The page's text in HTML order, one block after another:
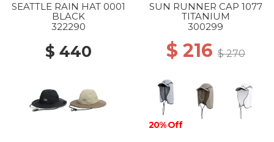
SEATTLE RAIN HAT 0001
BLACK
322290
$ 440
SUN RUNNER CAP 1077
TITANIUM
300299
$ 216$ 270
20% Off